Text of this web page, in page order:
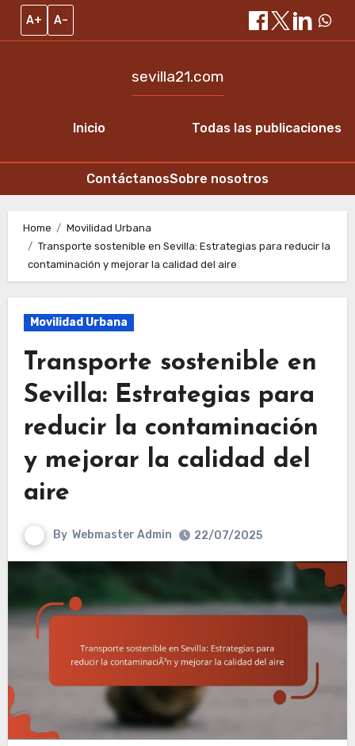
A+ A–
Inicio
sevilla21.com
Todas las publicaciones
ContáctanosSobre nosotros
content
Home
Movilidad Urbana
Transporte sostenible en Sevilla: Estrategias para reducir la
contaminación y mejorar la calidad del aire
Movilidad Urbana
Transporte sostenible en
Sevilla: Estrategias para
reducir la contaminación
y mejorar la calidad del
aire
By Webmaster Admin 22/07/2025